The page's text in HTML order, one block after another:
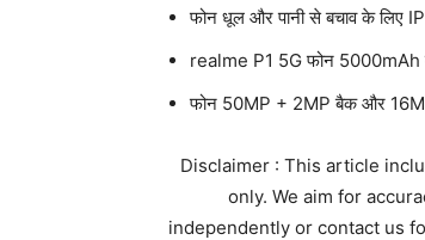
फोन धूल और पानी से बचाव के लिए
realme P1 5G फोन 5000mAh
फोन 50MP + 2MP बैक और
Disclaimer : This article
only. We aim for
independently or contact us